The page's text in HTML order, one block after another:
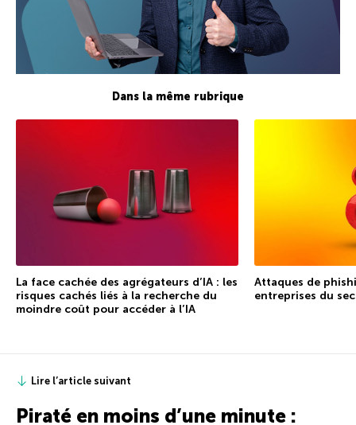
Dans la même rubrique
La face cachée des agrégateurs d’IA : les
risques cachés liés à la recherche du
moindre coût pour accéder à l’IA
Attaques de
entreprises du
Lire l’article suivant
Piraté en moins d’une minute :